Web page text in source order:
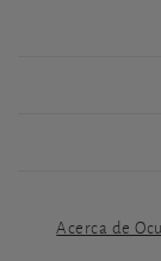
Acerca de